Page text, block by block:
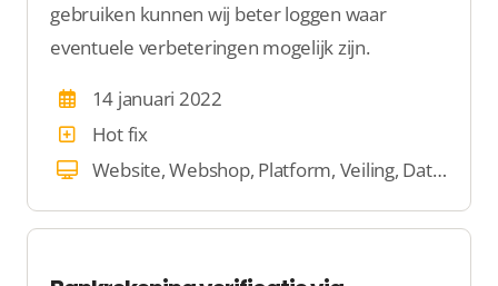
gebruiken kunnen wij beter loggen waar
eventuele verbeteringen mogelijk zijn.
14 januari 2022
Hot fix
Website, Webshop, Platform, Veiling, Dating